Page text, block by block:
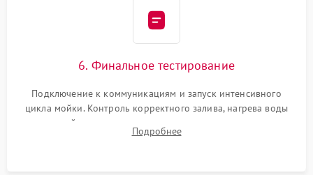
6. Финальное тестирование
Подключение к коммуникациям и запуск интенсивного
цикла мойки. Контроль корректного залива, нагрева воды
до нужной температуры, отсутствия посторонних шумов,
штатного слива и абсолютной сухости в поддоне.
Подробнее